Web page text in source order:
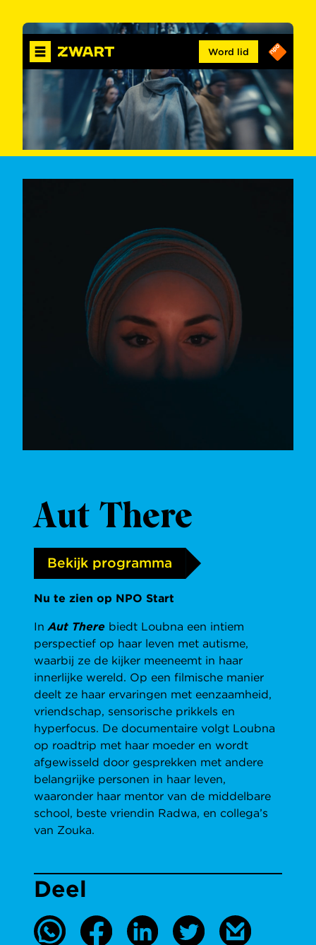
Word lid
Aut There
Bekijk programma
Nu te zien op NPO Start
In Aut There biedt Loubna een intiem
perspectief op haar leven met autisme,
waarbij ze de kijker meeneemt in haar
innerlijke wereld. Op een filmische manier
deelt ze haar ervaringen met eenzaamheid,
vriendschap, sensorische prikkels en
hyperfocus. De documentaire volgt Loubna
op roadtrip met haar moeder en wordt
afgewisseld door gesprekken met andere
belangrijke personen in haar leven,
waaronder haar mentor van de middelbare
school, beste vriendin Radwa, en collega’s
van Zouka.
Deel